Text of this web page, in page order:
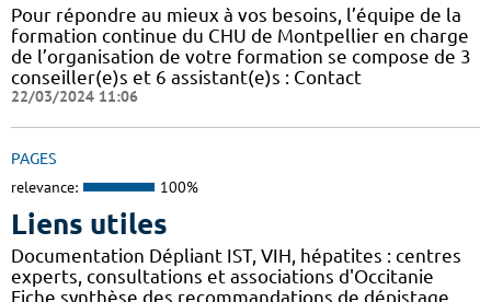
Pour répondre au mieux à vos besoins, l’équipe de la
formation continue du CHU de Montpellier en charge
de l’organisation de votre formation se compose de 3
conseiller(e)s et 6 assistant(e)s : Contact
22/03/2024 11:06
PAGES
relevance: 100%
Liens utiles
Documentation Dépliant IST, VIH, hépatites : centres
experts, consultations et associations d'Occitanie
Fiche synthèse des recommandations de dépistage